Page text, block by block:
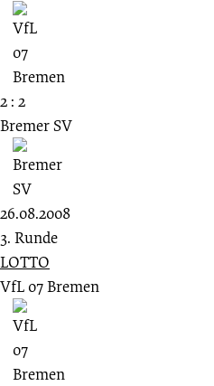
2 : 2
Bremer SV
26.08.2008
3. Runde
LOTTO
VfL 07 Bremen